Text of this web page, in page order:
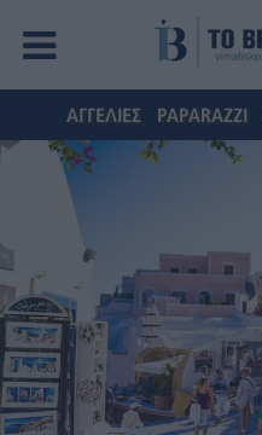
ΑΓΓΕΛΙΕΣ PAPARAZZI